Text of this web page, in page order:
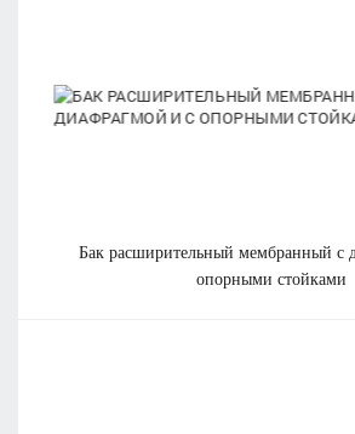
бак расширительный мембранный с диафрагмой и с
опорными стойками